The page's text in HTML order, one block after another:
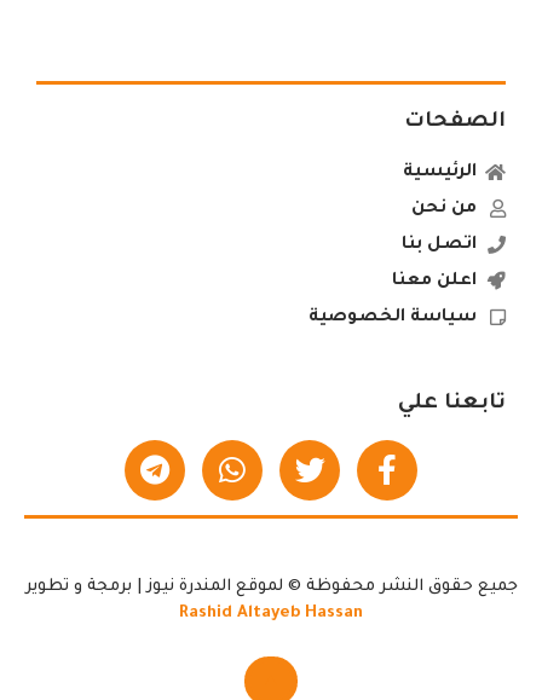
الصفحات
الرئيسية
من نحن
اتصل بنا
اعلن معنا
سياسة الخصوصية
تابعنا علي
جميع حقوق النشر محفوظة © لموقع المندرة نيوز | برمجة و تطوير
Rashid Altayeb Hassan